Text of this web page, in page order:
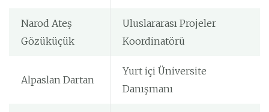
Narod Ateş
Gözüküçük
Uluslararası Projeler
Koordinatörü
Alpaslan Dartan
Yurt içi Üniversite
Danışmanı